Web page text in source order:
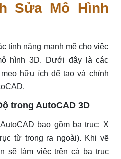
Sửa Mô Hình
tính năng mạnh mẽ cho việc
hình 3D. Dưới đây là các
hữu ích để tạo và chỉnh
trong AutoCAD 3D
bao gồm ba trục: X
từ trong ra ngoài). Khi vẽ
sẽ làm việc trên cả ba trục